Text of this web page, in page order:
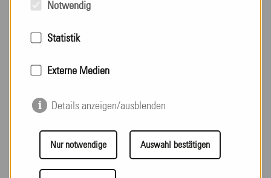
Notwendig
Statistik
Externe Medien
Details anzeigen/ausblenden
Nur notwendige Auswahl bestätigen